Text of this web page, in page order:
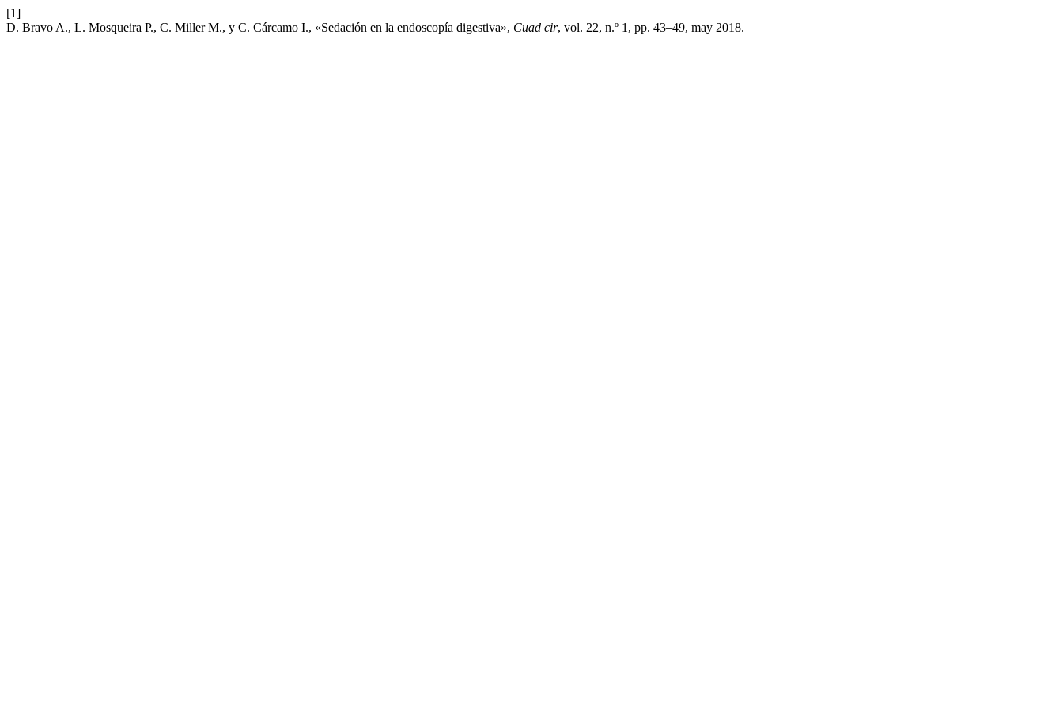
[1]
D. Bravo A., L. Mosqueira P., C. Miller M., y C. Cárcamo I., «Sedación en la endoscopía digestiva», Cuad cir, vol. 22, n.º 1, pp. 43–49, may 2018.